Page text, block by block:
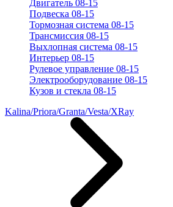
Двигатель 08-15
Подвеска 08-15
Тормозная система 08-15
Трансмиссия 08-15
Выхлопная система 08-15
Интерьер 08-15
Рулевое управление 08-15
Электрооборудование 08-15
Кузов и стекла 08-15
Kalina/Priora/Granta/Vesta/XRay